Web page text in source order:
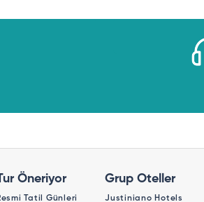
Öneriyor
Tatil Günleri
Grup Oteller
Justiniano Hotels